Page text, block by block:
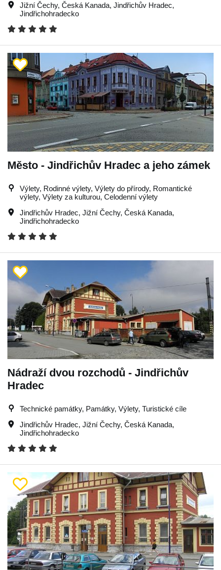
Jižní Čechy, Česká Kanada, Jindřichův Hradec,
Jindřichohradecko
Město - Jindřichův Hradec a jeho zámek
Výlety, Rodinné výlety, Výlety do přírody, Romantické
výlety, Výlety za kulturou, Celodenní výlety
Jindřichův Hradec, Jižní Čechy, Česká Kanada,
Jindřichohradecko
Nádraží dvou rozchodů - Jindřichův
Hradec
Technické památky, Památky, Výlety, Turistické cíle
Jindřichův Hradec, Jižní Čechy, Česká Kanada,
Jindřichohradecko